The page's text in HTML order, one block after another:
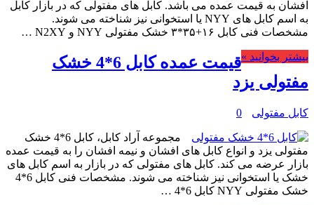
افشان به قیمت عمده می باشد. کابل های مفتولی که در بازار کابل
به اسم کابل های NYY یا استخوانی نیز شناخته می شوند.
مشخصات فنی کابل ۱۶+۳۵*۳ خشک مفتولی NYY و N2XY …
بیشتر بخوانید »
قیمت عمده کابل 6*4 خشک
مفتولی یزد
کابل مفتولی 0
مجموعه آراد کابل، کابل 6*4 خشک
مفتولی یزد و انواع کابل های افشان و نیمه افشان را به قیمت عمده
بازار عرضه می کند. کابل های مفتولی که در بازار به اسم کابل های
خشک یا استخوانی نیز شناخته می شوند. مشخصات فنی کابل 6*4
خشک مفتولی NYY کابل 6*4 …